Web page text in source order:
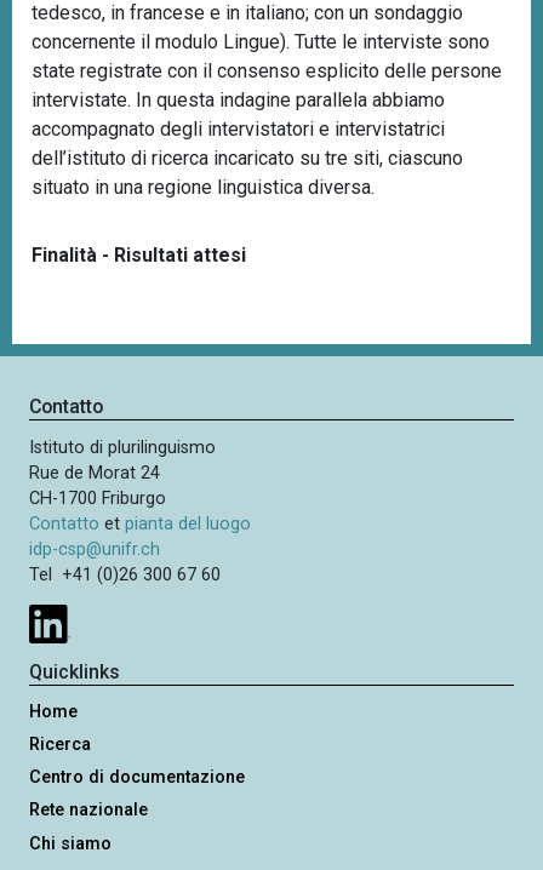
tedesco, in francese e in italiano; con un sondaggio
concernente il modulo Lingue). Tutte le interviste sono
state registrate con il consenso esplicito delle persone
intervistate. In questa indagine parallela abbiamo
accompagnato degli intervistatori e intervistatrici
dell’istituto di ricerca incaricato su tre siti, ciascuno
situato in una regione linguistica diversa.
Finalità - Risultati attesi
Contatto
Istituto di plurilinguismo
Rue de Morat 24
CH-1700 Friburgo
Contatto etpianta del luogo
idp-csp@unifr.ch
Tel +41 (0)26 300 67 60
Quicklinks
Home
Ricerca
Centro di documentazione
Rete nazionale
Chi siamo